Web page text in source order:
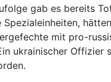
gab es bereits
Spezialeinheiten,
mit pro-
ukrainischer Offizier